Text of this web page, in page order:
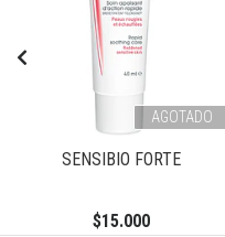
AGOTADO
SENSIBIO FORTE
$15.000